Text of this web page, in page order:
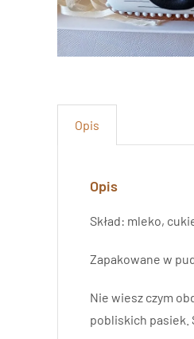
Opis
Opis
Skład: mleko,
Zapakowane w
Nie wiesz czym
pobliskich pasiek.